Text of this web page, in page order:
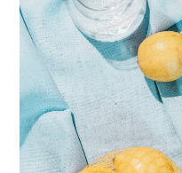
ボディエステ
BBLバストケア
脱毛
新成人キャンペーン
MAN